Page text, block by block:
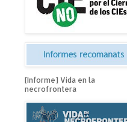
[Informe] Vida en la
necrofrontera